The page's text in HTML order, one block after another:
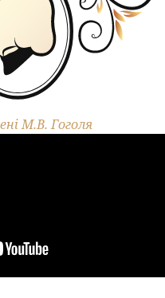
М.В. Гоголя